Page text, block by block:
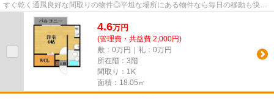
すぐ乾く通風良好な間取りの物件◎平坦な場所にある物件なら毎日の移動も快適
です◎近くに2駅ある、アクセス...
4.6万円
(管理費・共益費 2,000円)
敷：0万円｜礼：0万円
所在階：3階
間取り：1K
面積：18.05㎡